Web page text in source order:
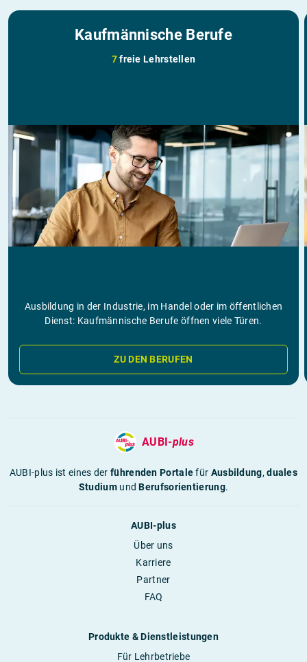
Kaufmännische Berufe
7freie Lehrstellen
Ausbildung in der Industrie, im Handel oder im öffentlichen
Dienst: Kaufmännische Berufe öffnen viele Türen.
ZU DEN BERUFEN
AUBI-plus
AUBI-plus ist eines derführenden Portalefür Ausbildung,duales
StudiumundBerufsorientierung.
AUBI-plus
Über uns
Karriere
Partner
FAQ
Produkte & Dienstleistungen
Für Lehrbetriebe